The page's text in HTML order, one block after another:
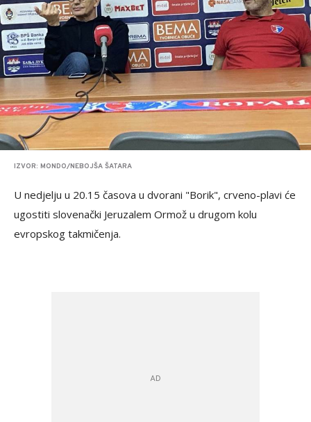
IZVOR: MONDO/NEBOJŠA ŠATARA
U nedjelju u 20.15 časova u dvorani "Borik", crveno-plavi će
ugostiti slovenački Jeruzalem Ormož u drugom kolu
evropskog takmičenja.